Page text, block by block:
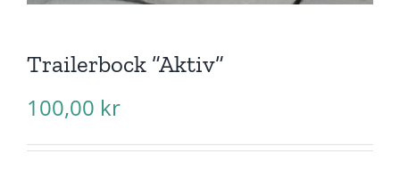
Trailerbock ”Aktiv”
100,00 kr